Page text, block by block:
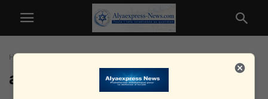
Home
agressions antijuives